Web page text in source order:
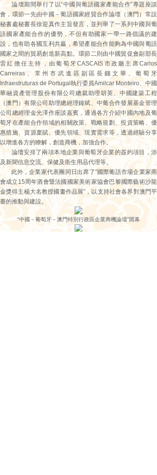
論壇期間舉行了以“中國與葡語國家產能合作”專題座談
會，環節一先由中國－葡語國家經貿合作論壇（澳門）常設
秘書處秘書長徐迎真作主旨發言，並列舉了一系列中國與葡
語國家產能合作的優勢，不但有助國家一帶一路倡議的建
設，也有助各國互利共贏，希望產能合作能夠為中國與葡語
國家之間的貿易創造新高點。環節二則由中國貿促會副部長
雷紅擔任主持，由葡萄牙CASCAIS市政廳主席Carlos
Carreiras、常州市武進區副區長錢文華、葡萄牙
Infraestruturas de Portugal執行委員Amilcar Monteiro、中國
華融資產管理股份有限公司總裁助理胡英、中國建築工程
（澳門）有限公司助理總經理鐘斌、中葡合作發展基金管理
公司總經理金光澤作座談嘉賓，通過各方介紹中國內地及葡
萄牙在產能合作領域的相關政策、戰略規劃、投資策略、優
惠措施、資源稟賦、優先領域、現實需求等，透過經驗分享
以增進各方的瞭解，創造商機，加強合作。
論壇安排了兩項本地企業與葡萄牙企業的簽約項目，涉
及新聞信息交流、保健及衛生用品代理等。
此外，企業家代表團同日出席了“國際葡語市場企業家商
會成立15周年酒會暨法國國家美術家協會巴黎國際藝術沙龍
金獎得主楊大名教授國畫作品展”，以支持社會各界對澳門平
臺的推動與建設。
“中國－葡萄牙－澳門特別行政區企業商機論壇”開幕